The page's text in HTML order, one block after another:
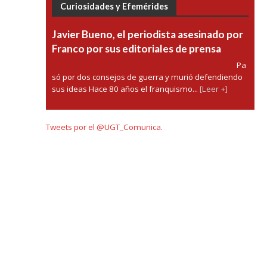
Curiosidades y Efemérides
Javier Bueno, el periodista asesinado por
Franco por sus editoriales de prensa
Pa
só por dos consejos de guerra y murió defendiendo
sus ideas Hace 80 años el franquismo... [Leer +]
Tweets por el @UGT_Comunica.